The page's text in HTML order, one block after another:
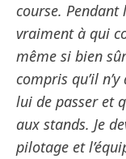
course. Pendant
vraiment à qui
même si bien
compris qu’il
lui de passer et
aux stands. Je
pilotage et